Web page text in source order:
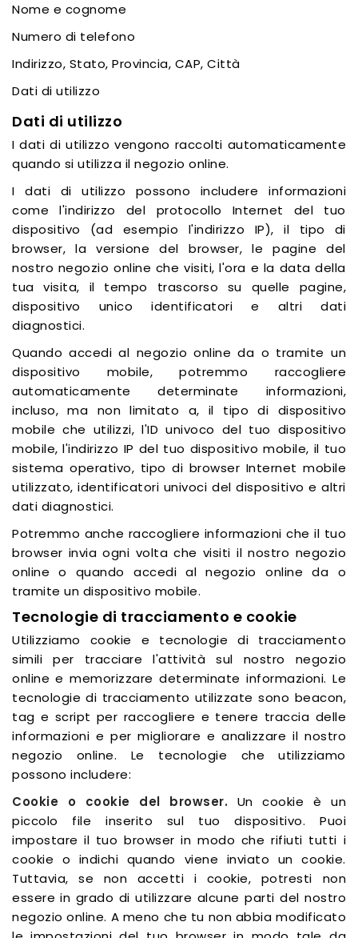
Nome e cognome
Numero di telefono
Indirizzo, Stato, Provincia, CAP, Città
Dati di utilizzo
Dati di utilizzo
I dati di utilizzo vengono raccolti automaticamente
quando si utilizza il negozio online.
I dati di utilizzo possono includere informazioni
come l'indirizzo del protocollo Internet del tuo
dispositivo (ad esempio l'indirizzo IP), il tipo di
browser, la versione del browser, le pagine del
nostro negozio online che visiti, l'ora e la data della
tua visita, il tempo trascorso su quelle pagine,
dispositivo unico identificatori e altri dati
diagnostici.
Quando accedi al negozio online da o tramite un
dispositivo mobile, potremmo raccogliere
automaticamente determinate informazioni,
incluso, ma non limitato a, il tipo di dispositivo
mobile che utilizzi, l'ID univoco del tuo dispositivo
mobile, l'indirizzo IP del tuo dispositivo mobile, il tuo
sistema operativo, tipo di browser Internet mobile
utilizzato, identificatori univoci del dispositivo e altri
dati diagnostici.
Potremmo anche raccogliere informazioni che il tuo
browser invia ogni volta che visiti il nostro negozio
online o quando accedi al negozio online da o
tramite un dispositivo mobile.
Tecnologie di tracciamento e cookie
Utilizziamo cookie e tecnologie di tracciamento
simili per tracciare l'attività sul nostro negozio
online e memorizzare determinate informazioni. Le
tecnologie di tracciamento utilizzate sono beacon,
tag e script per raccogliere e tenere traccia delle
informazioni e per migliorare e analizzare il nostro
negozio online. Le tecnologie che utilizziamo
possono includere:
Cookie o cookie del browser. Un cookie è un
piccolo file inserito sul tuo dispositivo. Puoi
impostare il tuo browser in modo che rifiuti tutti i
cookie o indichi quando viene inviato un cookie.
Tuttavia, se non accetti i cookie, potresti non
essere in grado di utilizzare alcune parti del nostro
negozio online. A meno che tu non abbia modificato